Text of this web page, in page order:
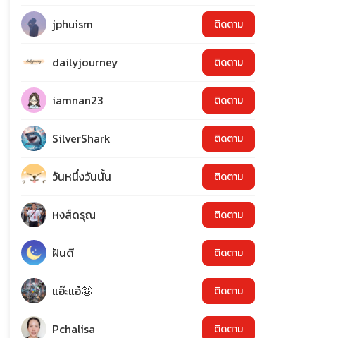
jphuism ติดตาม
dailyjourney ติดตาม
iamnan23 ติดตาม
SilverShark ติดตาม
วันหนึ่งวันนั้น ติดตาม
หงส์ดรุณ ติดตาม
ฝันดี ติดตาม
แอ๊ะแอ๋🤪 ติดตาม
Pchalisa ติดตาม